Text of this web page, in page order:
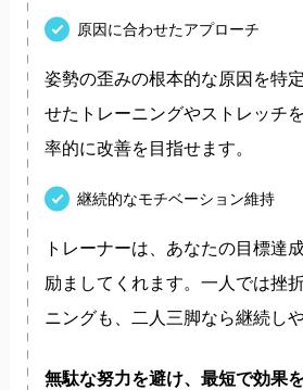
原因に合わせたアプローチ
姿勢の歪みの根本的な原因を特
せたトレーニングやストレッチ
率的に改善を目指せます。
継続的なモチベーション維持
トレーナーは、あなたの目標達
励ましてくれます。一人では挫
ニングも、二人三脚なら継続し
無駄な努力を避け、最短で効果